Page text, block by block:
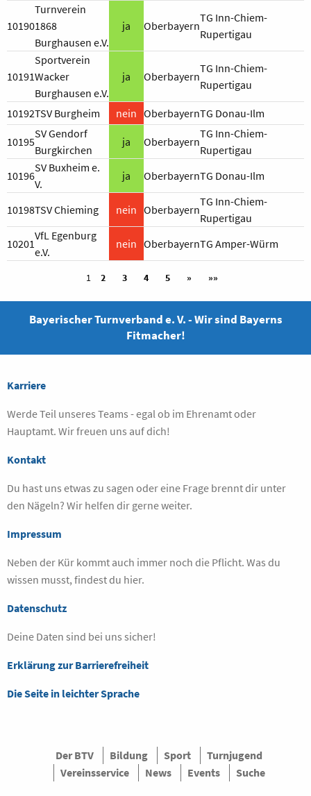
10190
Turnverein
1868
Burghausen e.V.
ja Oberbayern
TG Inn-Chiem-
Rupertigau
10191
Sportverein
Wacker
Burghausen e.V.
ja Oberbayern
TG Inn-Chiem-
Rupertigau
10192TSV Burgheim nein OberbayernTG Donau-Ilm
10195
SV Gendorf
Burgkirchen
ja Oberbayern
TG Inn-Chiem-
Rupertigau
10196
SV Buxheim e.
V.
ja OberbayernTG Donau-Ilm
10198TSV Chieming nein Oberbayern
TG Inn-Chiem-
Rupertigau
10201
VfL Egenburg
e.V.
nein OberbayernTG Amper-Würm
1 2 3 4 5 » »»
Bayerischer Turnverband e. V. - Wir sind Bayerns
Fitmacher!
Karriere
Werde Teil unseres Teams - egal ob im Ehrenamt oder
Hauptamt. Wir freuen uns auf dich!
Kontakt
Du hast uns etwas zu sagen oder eine Frage brennt dir unter
den Nägeln? Wir helfen dir gerne weiter.
Impressum
Neben der Kür kommt auch immer noch die Pflicht. Was du
wissen musst, findest du hier.
Datenschutz
Deine Daten sind bei uns sicher!
Erklärung zur Barrierefreiheit
Die Seite in leichter Sprache
Der BTV Bildung Sport
Turnjugend
Vereinsservice
News Events Suche